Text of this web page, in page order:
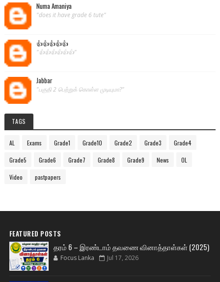
Numa Amaniya
"does it have grade 6 tute"
👍👍👍👍👍
"👍👍👍👍👍👍"
Jabbar
"பகுதி 2 பெற்றுக் கொள்ள முடியுமா?"
TAGS
AL Exams Grade1 Grade10 Grade2 Grade3 Grade4
Grade5 Grade6 Grade7 Grade8 Grade9 News OL
Video pastpapers
FEATURED POSTS
தரம் 6 – இரண்டாம் தவணை வினாத்தாள்கள் (2025)
Focus Lanka Jul 17, 2026